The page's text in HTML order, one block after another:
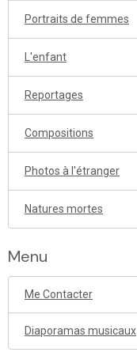
Portraits de femmes
L'enfant
Reportages
Compositions
Photos à l'étranger
Natures mortes
Menu
Me Contacter
Diaporamas musicaux